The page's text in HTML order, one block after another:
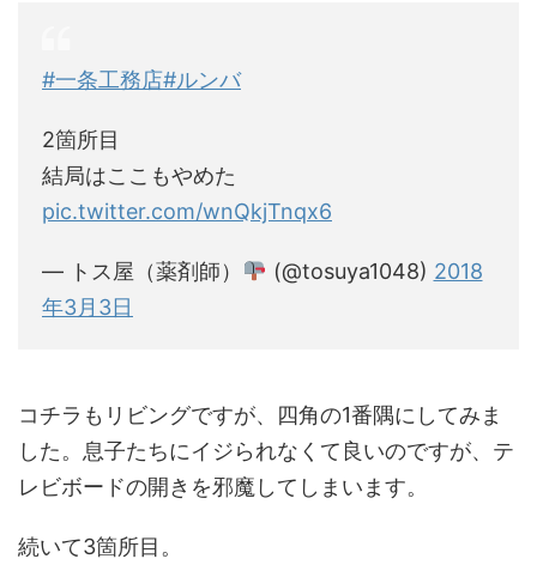
#一条工務店#ルンバ
2箇所目
結局はここもやめた
pic.twitter.com/wnQkjTnqx6
— トス屋（薬剤師） (@tosuya1048) 2018
年3月3日
コチラもリビングですが、四角の1番隅にしてみま
した。息子たちにイジられなくて良いのですが、テ
レビボードの開きを邪魔してしまいます。
続いて3箇所目。